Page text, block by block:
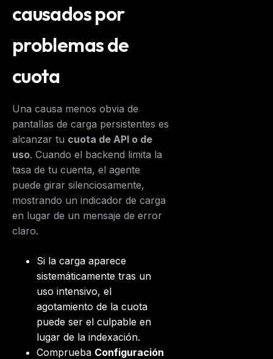
causados por
problemas de
cuota
Una causa menos obvia de
pantallas de carga persistentes es
alcanzar tu cuota de API o de
uso. Cuando el backend limita la
tasa de tu cuenta, el agente
puede girar silenciosamente,
mostrando un indicador de carga
en lugar de un mensaje de error
claro.
Si la carga aparece
sistemáticamente tras un
uso intensivo, el
agotamiento de la cuota
puede ser el culpable en
lugar de la indexación.
Comprueba Configuración